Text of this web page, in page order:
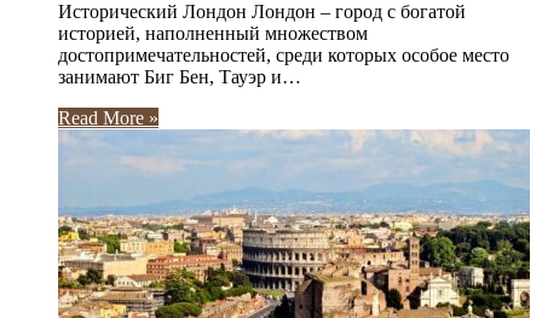
Исторический Лондон Лондон – город с богатой
историей, наполненный множеством
достопримечательностей, среди которых особое место
занимают Биг Бен, Тауэр и…
Read More »